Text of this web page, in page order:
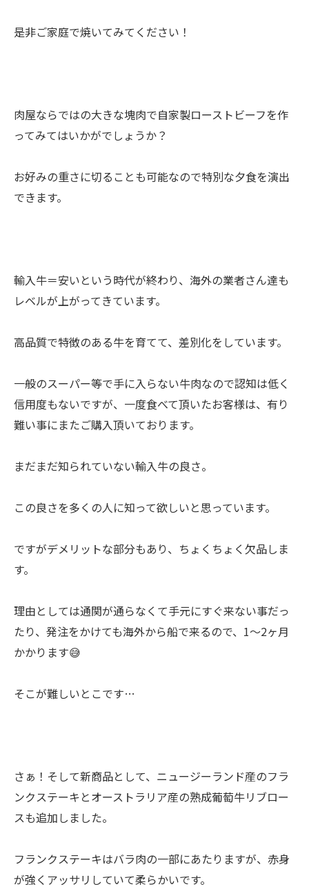
是非ご家庭で焼いてみてください！
肉屋ならではの大きな塊肉で自家製ローストビーフを作
ってみてはいかがでしょうか？
お好みの重さに切ることも可能なので特別な夕食を演出
できます。
輸入牛＝安いという時代が終わり、海外の業者さん達も
レベルが上がってきています。
高品質で特徴のある牛を育てて、差別化をしています。
一般のスーパー等で手に入らない牛肉なので認知は低く
信用度もないですが、一度食べて頂いたお客様は、有り
難い事にまたご購入頂いております。
まだまだ知られていない輸入牛の良さ。
この良さを多くの人に知って欲しいと思っています。
ですがデメリットな部分もあり、ちょくちょく欠品しま
す。
理由としては通関が通らなくて手元にすぐ来ない事だっ
たり、発注をかけても海外から船で来るので、1〜2ヶ月
かかります😅
そこが難しいとこです…
さぁ！そして新商品として、ニュージーランド産のフラ
ンクステーキとオーストラリア産の熟成葡萄牛リブロー
スも追加しました。
フランクステーキはバラ肉の一部にあたりますが、赤身
が強くアッサリしていて柔らかいです。